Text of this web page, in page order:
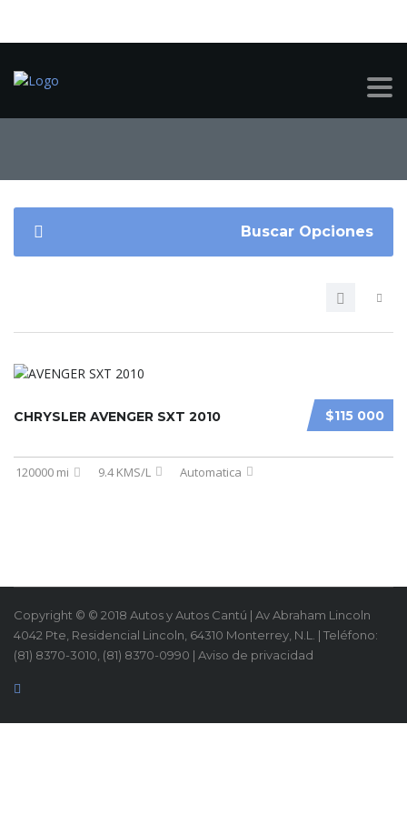
VINO
Buscar Opciones
$115 000
CHRYSLER AVENGER SXT 2010
120000 mi 9.4 KMS/L Automatica
Copyright © © 2018 Autos y Autos Cantú | Av Abraham Lincoln
4042 Pte, Residencial Lincoln, 64310 Monterrey, N.L. | Teléfono:
(81) 8370-3010, (81) 8370-0990 | Aviso de privacidad